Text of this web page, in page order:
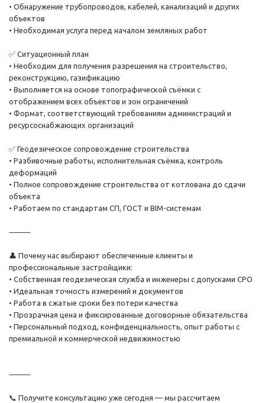
• Обнаружение трубопроводов, кабелей, канализаций и других
объектов
• Необходимая услуга перед началом земляных работ
✅ Ситуационный план
• Необходим для получения разрешения на строительство,
реконструкцию, газификацию
• Выполняется на основе топографической съёмки с
отображением всех объектов и зон ограничений
• Формат, соответствующий требованиям администраций и
ресурсоснабжающих организаций
✅ Геодезическое сопровождение строительства
• Разбивочные работы, исполнительная съёмка, контроль
деформаций
• Полное сопровождение строительства от котлована до сдачи
объекта
• Работаем по стандартам СП, ГОСТ и BIM-системам
⸻
👤 Почему нас выбирают обеспеченные клиенты и
профессиональные застройщики:
• Собственная геодезическая служба и инженеры с допусками СРО
• Идеальная точность измерений и документов
• Работа в сжатые сроки без потери качества
• Прозрачная цена и фиксированные договорные обязательства
• Персональный подход, конфиденциальность, опыт работы с
премиальной и коммерческой недвижимостью
⸻
📞 Получите консультацию уже сегодня — мы рассчитаем